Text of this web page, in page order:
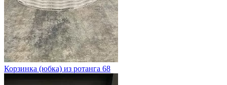
Корзинка (юбка) из ротанга 68